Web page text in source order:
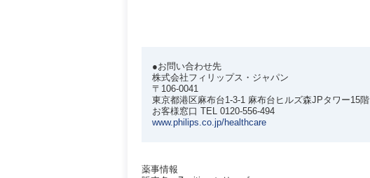
●お問い合わせ先
株式会社フィリップス・ジャパン
〒106-0041
東京都港区麻布台1-3-1 麻布台ヒルズ森JPタワー15階
お客様窓口 TEL 0120-556-494
www.philips.co.jp/healthcare
薬事情報